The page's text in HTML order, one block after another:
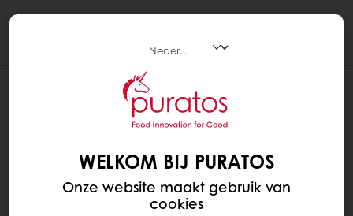
WELKOM BIJ PURATOS
Onze website maakt gebruik van
cookies